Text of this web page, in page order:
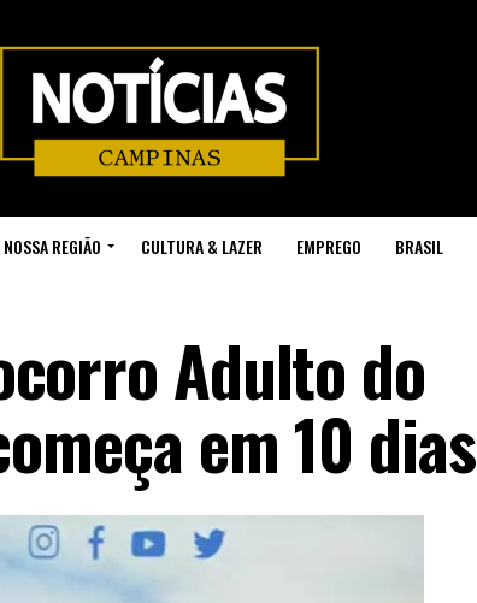
NOSSA REGIÃO CULTURA & LAZER EMPREGO BRASIL
Adulto do
em 10 dias